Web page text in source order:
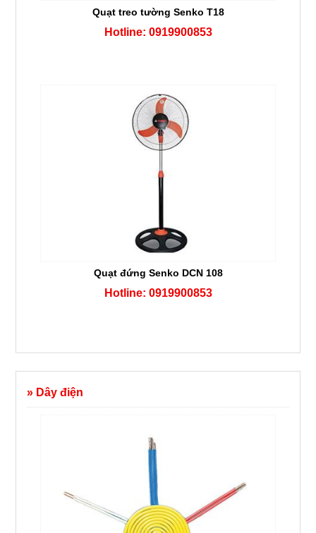
Quạt treo tường Senko T18
Hotline: 0919900853
Quạt đứng Senko DCN 108
Hotline: 0919900853
» Dây điện